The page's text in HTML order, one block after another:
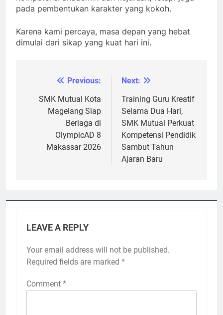
pada pembentukan karakter yang kokoh.
Karena kami percaya, masa depan yang hebat
dimulai dari sikap yang kuat hari ini.
navigation
Previous:
SMK Mutual Kota
Magelang Siap
Berlaga di
OlympicAD 8
Makassar 2026
Next:
Training Guru Kreatif
Selama Dua Hari,
SMK Mutual Perkuat
Kompetensi Pendidik
Sambut Tahun
Ajaran Baru
LEAVE A REPLY
Your email address will not be published.
Required fields are marked *
Comment *